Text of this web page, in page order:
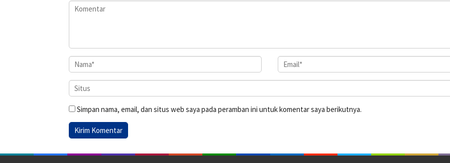
Simpan nama, email, dan situs web saya pada peramban ini untuk komentar saya berikutnya.